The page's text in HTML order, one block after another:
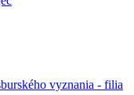
vyznania - filia